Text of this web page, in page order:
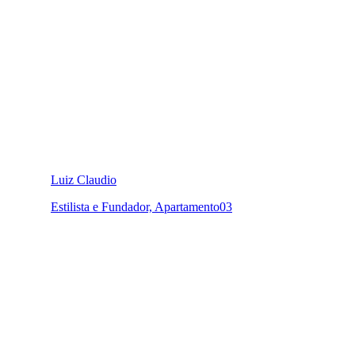
Luiz Claudio
Estilista e Fundador, Apartamento03